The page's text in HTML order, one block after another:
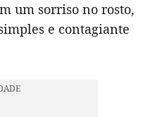
um sorriso no rosto,
e contagiante